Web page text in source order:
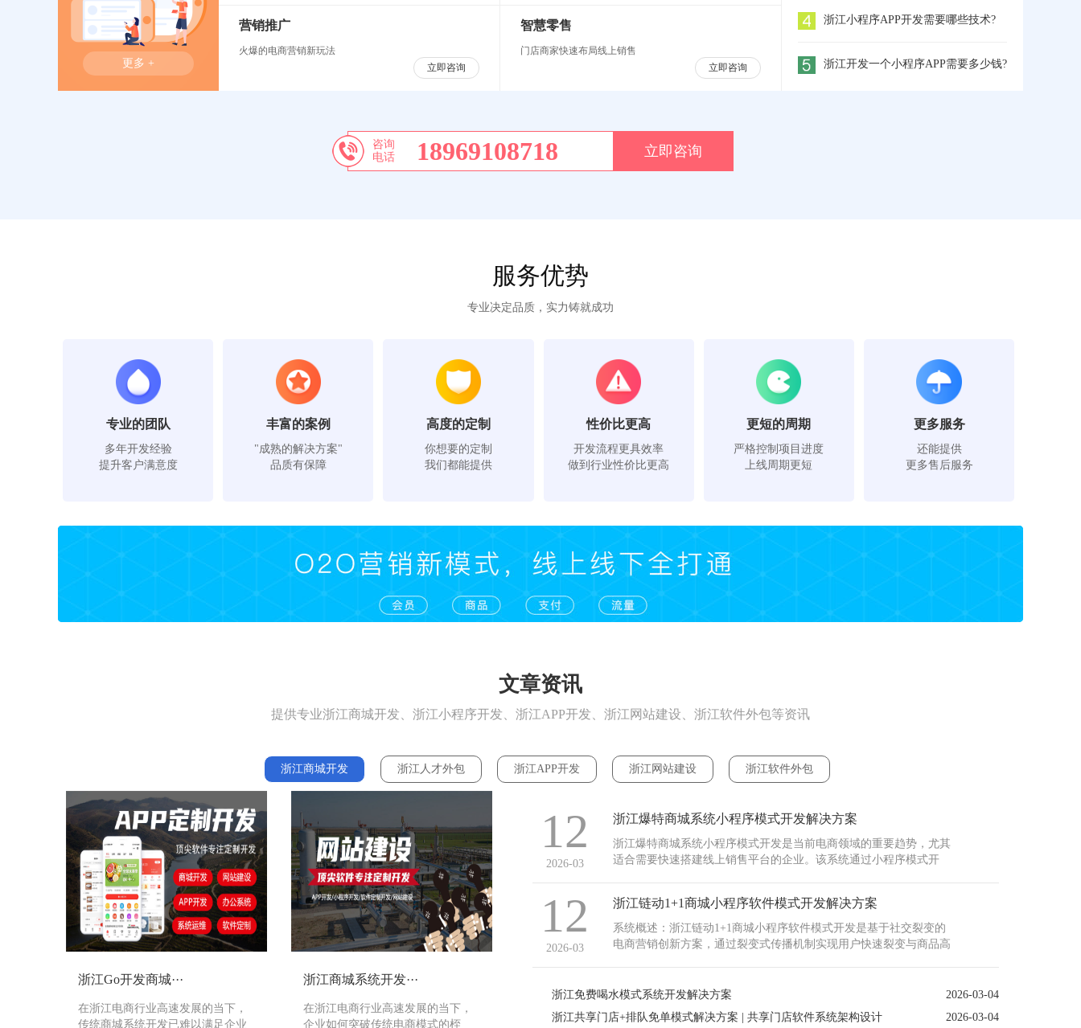
更多 +
营销推广
火爆的电商营销新玩法
立即咨询
智慧零售
门店商家快速布局线上销售
立即咨询
浙江小程序APP开发需要哪些技术?
浙江开发一个小程序APP需要多少钱?
咨询
电话
18969108718 立即咨询
服务优势
专业决定品质，实力铸就成功
专业的团队
多年开发经验
提升客户满意度
丰富的案例
"成熟的解决方案"
品质有保障
高度的定制
你想要的定制
我们都能提供
性价比更高
开发流程更具效率
做到行业性价比更高
更短的周期
严格控制项目进度
上线周期更短
更多服务
还能提供
更多售后服务
文章资讯
提供专业浙江商城开发、浙江小程序开发、浙江APP开发、浙江网站建设、浙江软件外包等资讯
浙江商城开发 浙江人才外包 浙江APP开发 浙江网站建设 浙江软件外包
浙江Go开发商城···
在浙江电商行业高速发展的当下，
传统商城系统开发已难以满足企业
浙江商城系统开发···
在浙江电商行业高速发展的当下，
企业如何突破传统电商模式的桎
12
2026-03
浙江爆特商城系统小程序模式开发解决方案
浙江爆特商城系统小程序模式开发是当前电商领域的重要趋势，尤其
适合需要快速搭建线上销售平台的企业。该系统通过小程序模式开
商品上架管理、在线订单处理、多支付方式集成及会员等级···
12
2026-03
浙江链动1+1商城小程序软件模式开发解决方案
系统概述：浙江链动1+1商城小程序软件模式开发是基于社交裂变的
电商营销创新方案，通过裂变式传播机制实现用户快速裂变与商品高
商品上架管理、在线订单处理、多支付方式集成及会员等···
浙江免费喝水模式系统开发解决方案
2026-03-04
浙江共享门店+排队免单模式解决方案 | 共享门店软件系统架构设计
2026-03-04